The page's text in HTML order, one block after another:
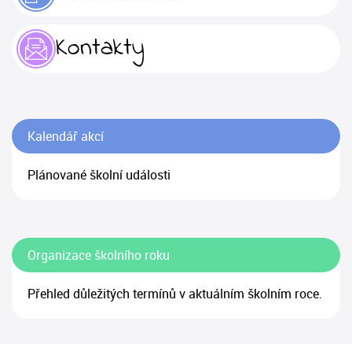
Kontakty
Kalendář akcí
Plánované školní události
Organizace školního roku
Přehled důležitých termínů v aktuálním školním roce.